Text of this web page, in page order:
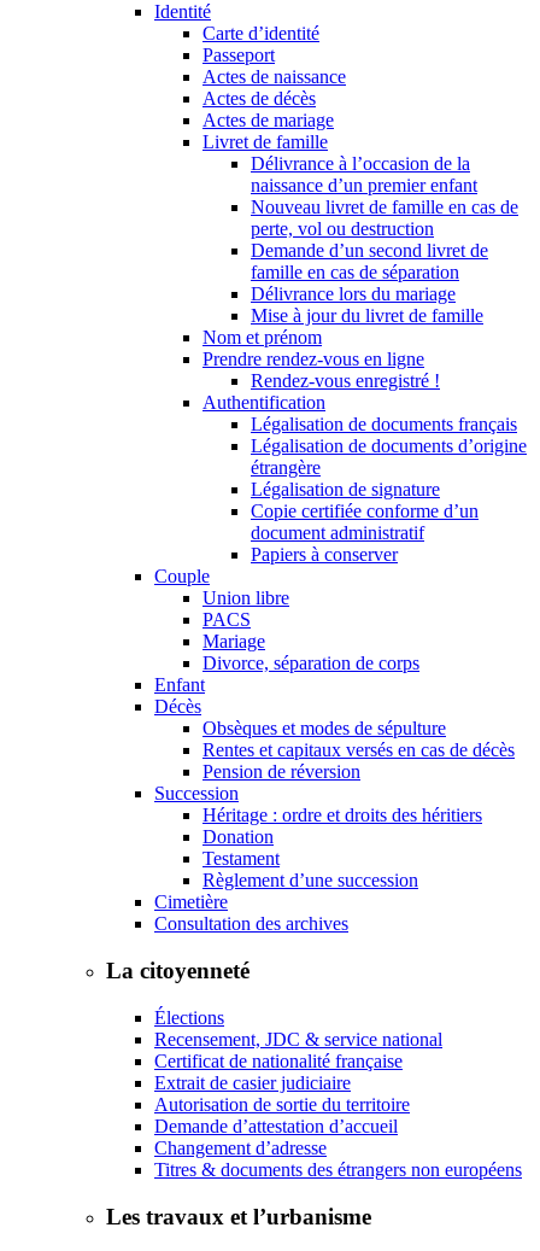
Identité
Carte d’identité
Passeport
Actes de naissance
Actes de décès
Actes de mariage
Livret de famille
Délivrance à l’occasion de la
naissance d’un premier enfant
Nouveau livret de famille en cas de
perte, vol ou destruction
Demande d’un second livret de
famille en cas de séparation
Délivrance lors du mariage
Mise à jour du livret de famille
Nom et prénom
Prendre rendez-vous en ligne
Rendez-vous enregistré !
Authentification
Légalisation de documents français
Légalisation de documents d’origine
étrangère
Légalisation de signature
Copie certifiée conforme d’un
document administratif
Papiers à conserver
Couple
Union libre
PACS
Mariage
Divorce, séparation de corps
Enfant
Décès
Obsèques et modes de sépulture
Rentes et capitaux versés en cas de décès
Pension de réversion
Succession
Héritage : ordre et droits des héritiers
Donation
Testament
Règlement d’une succession
Cimetière
Consultation des archives
La citoyenneté
Élections
Recensement, JDC & service national
Certificat de nationalité française
Extrait de casier judiciaire
Autorisation de sortie du territoire
Demande d’attestation d’accueil
Changement d’adresse
Titres & documents des étrangers non européens
Les travaux et l’urbanisme